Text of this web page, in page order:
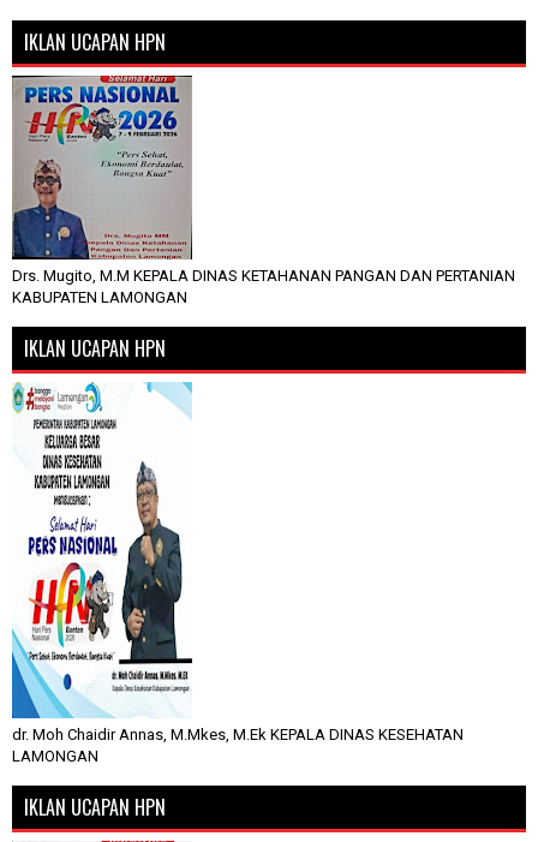
IKLAN UCAPAN HPN
Drs. Mugito, M.M KEPALA DINAS KETAHANAN PANGAN DAN PERTANIAN
KABUPATEN LAMONGAN
IKLAN UCAPAN HPN
dr. Moh Chaidir Annas, M.Mkes, M.Ek KEPALA DINAS KESEHATAN
LAMONGAN
IKLAN UCAPAN HPN